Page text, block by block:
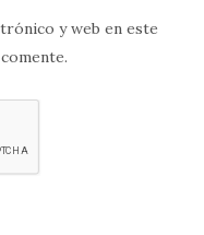
y web en este